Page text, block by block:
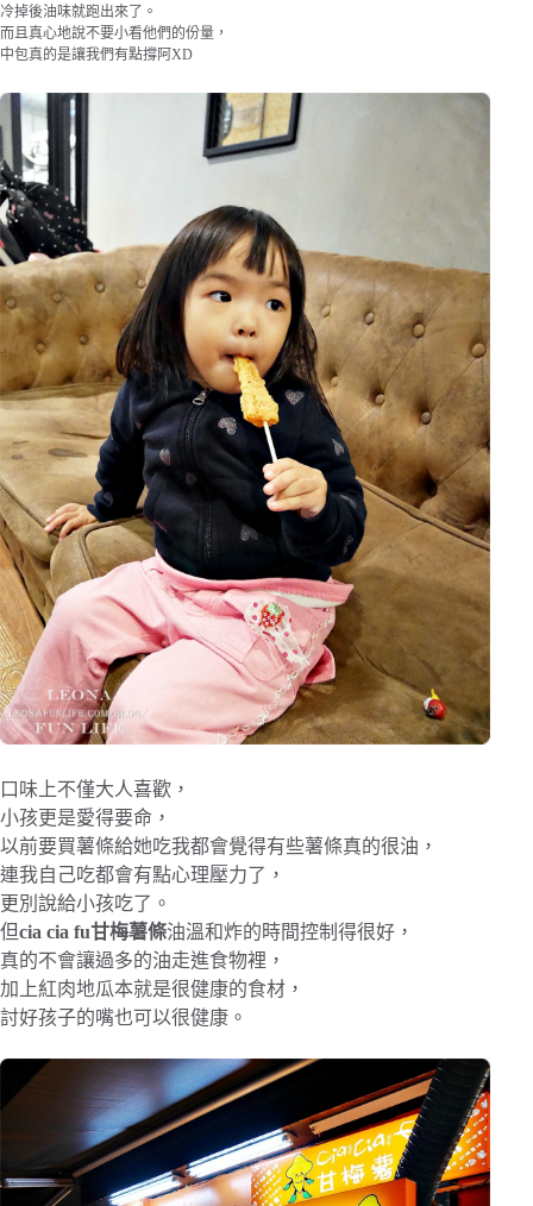
冷掉後油味就跑出來了。
而且真心地說不要小看他們的份量，
中包真的是讓我們有點撐阿XD
口味上不僅大人喜歡，
小孩更是愛得要命，
以前要買薯條給她吃我都會覺得有些薯條真的很油，
連我自己吃都會有點心理壓力了，
更別說給小孩吃了。
但cia cia fu甘梅薯條油溫和炸的時間控制得很好，
真的不會讓過多的油走進食物裡，
加上紅肉地瓜本就是很健康的食材，
討好孩子的嘴也可以很健康。